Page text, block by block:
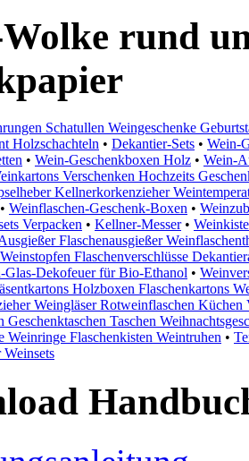
rund
Schatullen Weingeschenke
Holzschachteln • Dekantier-Sets • Wein-
• Wein-Geschenkboxen Holz • Wein-
Verschenken Hochzeits
Kellnerkorkenzieher
• Weinflaschen-Geschenk-Boxen •
Verpacken • Kellner-Messer•
Flaschenausgießer
Flaschenverschlüsse
Glas-Dekofeuer für Bio-Ethanol •
Holzboxen Flaschenkartons
Weingläser Rotweinflaschen Küchen
Geschenktaschen Taschen
Flaschenkisten Weintruhen •